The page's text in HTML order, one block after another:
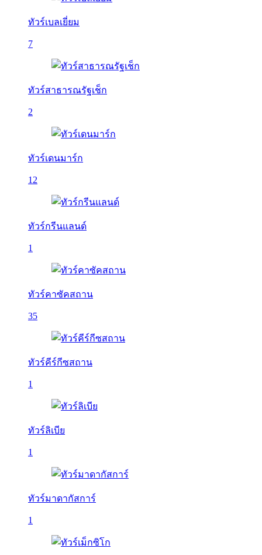
ทัวร์เบลเยี่ยม
7
ทัวร์สาธารณรัฐเช็ก
2
ทัวร์เดนมาร์ก
12
ทัวร์กรีนแลนด์
1
ทัวร์คาซัคสถาน
35
ทัวร์คีร์กีซสถาน
1
ทัวร์ลิเบีย
1
ทัวร์มาดากัสการ์
1